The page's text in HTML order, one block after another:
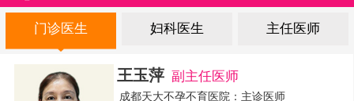
门诊医生 妇科医生 主任医师
王玉萍 副主任医师
成都天大不孕不育医院：主诊医师